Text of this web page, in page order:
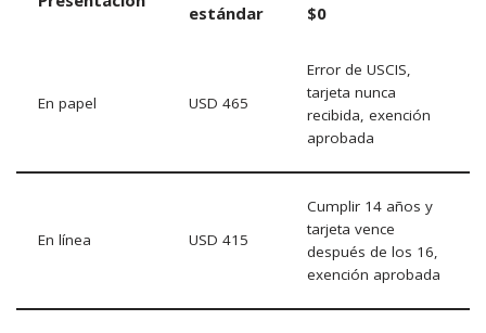
estándar $0
En papel USD 465
Error de USCIS,
tarjeta nunca
recibida, exención
aprobada
En línea USD 415
Cumplir 14 años y
tarjeta vence
después de los 16,
exención aprobada